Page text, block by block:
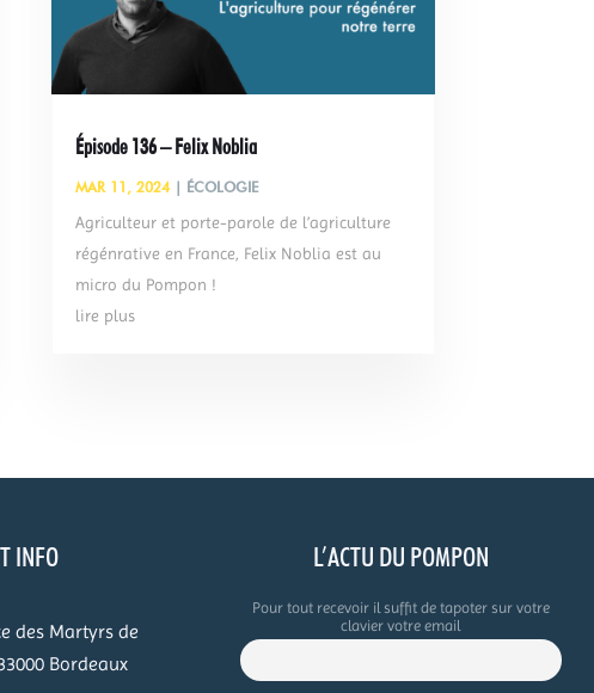
Épisode 136 – Felix Noblia
MAR 11, 2024| ÉCOLOGIE
Agriculteur et porte-parole de l’agriculture
régénrative en France, Felix Noblia est au
micro du Pompon !
lire plus
INFO
des Martyrs de
Bordeaux
L’ACTU DU POMPON
Pour tout recevoir il suffit de tapoter sur votre
clavier votre email